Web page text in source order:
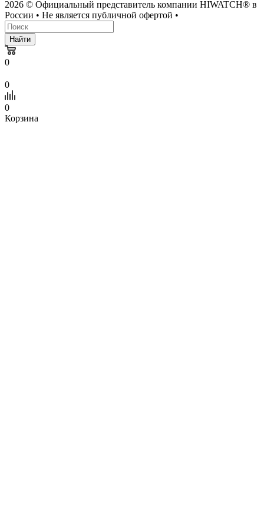
2026 © Официальный представитель компании HIWATCH® в
России • Не является публичной офертой •
Найти
0
0
0
Корзина